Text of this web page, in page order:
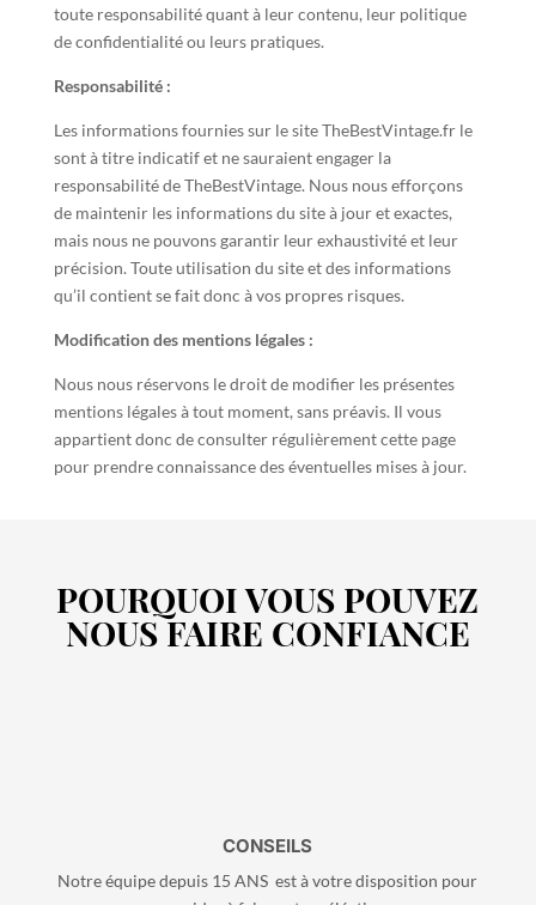
toute responsabilité quant à leur contenu, leur politique
de confidentialité ou leurs pratiques.
Responsabilité :
Les informations fournies sur le site TheBestVintage.fr le
sont à titre indicatif et ne sauraient engager la
responsabilité de TheBestVintage. Nous nous efforçons
de maintenir les informations du site à jour et exactes,
mais nous ne pouvons garantir leur exhaustivité et leur
précision. Toute utilisation du site et des informations
qu’il contient se fait donc à vos propres risques.
Modification des mentions légales :
Nous nous réservons le droit de modifier les présentes
mentions légales à tout moment, sans préavis. Il vous
appartient donc de consulter régulièrement cette page
pour prendre connaissance des éventuelles mises à jour.
POURQUOI VOUS POUVEZ
NOUS FAIRE CONFIANCE
CONSEILS
Notre équipe depuis 15 ANS est à votre disposition pour